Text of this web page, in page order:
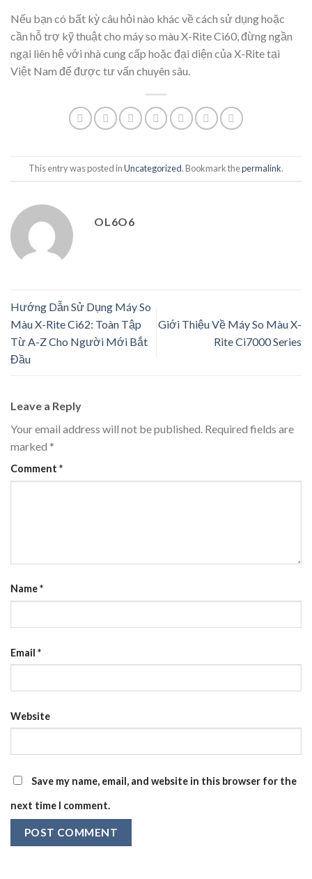
Nếu bạn có bất kỳ câu hỏi nào khác về cách sử dụng hoặc
cần hỗ trợ kỹ thuật cho máy so màu X-Rite Ci60, đừng ngần
ngại liên hệ với nhà cung cấp hoặc đại diện của X-Rite tại
Việt Nam để được tư vấn chuyên sâu.
This entry was posted inUncategorized. Bookmark thepermalink.
OL6O6
Hướng Dẫn Sử Dụng Máy So
Màu X-Rite Ci62: Toàn Tập
Từ A-Z Cho Người Mới Bắt
Đầu
Giới Thiệu Về Máy So Màu X-
Rite Ci7000 Series
Leave a Reply
Your email address will not be published. Required fields are
marked *
Comment *
Name*
Email *
Website
Save my name, email, and website in this browser for the
next time I comment.